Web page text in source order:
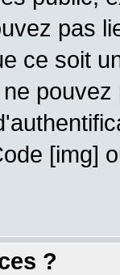
pas
ce soit
[img]
?